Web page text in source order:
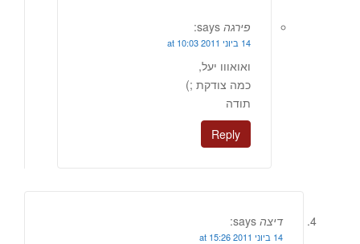
פירגה says:
14 ביוני 2011 at 10:03
ואואווו יעל,
כמה צודקת ;)
תודה
Reply
דיצה says:
14 ביוני 2011 at 15:26